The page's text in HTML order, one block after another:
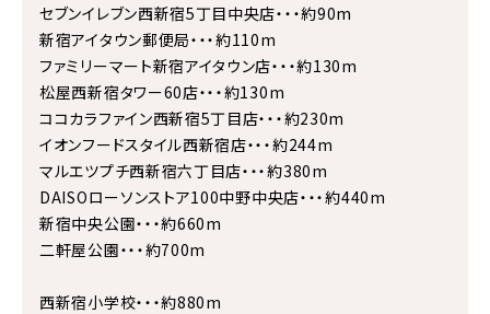
セブンイレブン西新宿5丁目中央店・・・約90m
新宿アイタウン郵便局・・・約110m
ファミリーマート新宿アイタウン店・・・約130m
松屋西新宿タワー60店・・・約130m
ココカラファイン西新宿5丁目店・・・約230m
イオンフードスタイル西新宿店・・・約244m
マルエツプチ西新宿六丁目店・・・約380m
DAISOローソンストア100中野中央店・・・約440m
新宿中央公園・・・約660m
二軒屋公園・・・約700m
西新宿小学校・・・約880m